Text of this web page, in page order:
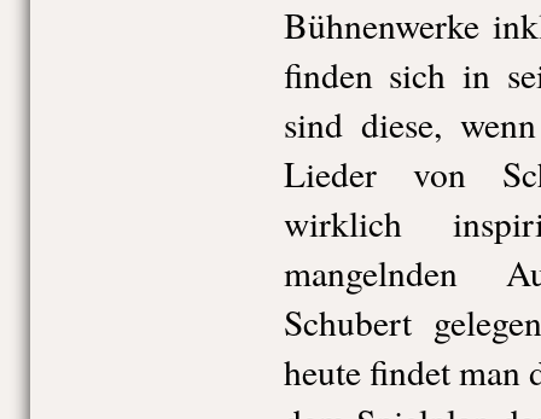
Bühnenwerke
finden sich in
sind diese,
Lieder von
wirklich
mangelnden
Schubert
heute findet man